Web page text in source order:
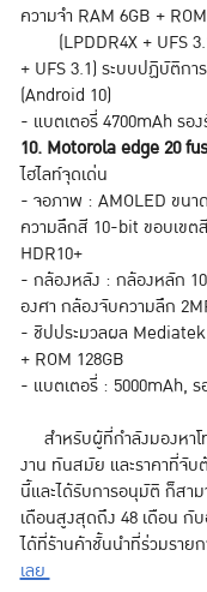
ความจำ RAM 6GB +
(LPDDR4X + UFS
+ UFS 3.1) ระบบปฏิบัติก
(Android 10)
- แบตเตอรี่ 4700mAh รอง
10. Motorola edge 20
ไฮไลท์จุดเด่น
- จอภาพ : AMOLED ขนา
ความลึกสี 10-bit ขอบเขต
HDR10+
- กล้องหลัง : กล้องหลัก
องศา กล้องจับความลึก
- ชิปประมวลผล
+ ROM 128GB
- แบตเตอรี่ : 5000mAh, ร
สำหรับผู้ที่กำลังมองหา
งาน ทันสมัย และราคาที่จับ
นี้และได้รับการอนุมัติ ก็สา
เดือนสูงสุดถึง 48 เดือน กั
ได้ที่ร้านค้าชั้นนำที่ร่วมราย
เลย